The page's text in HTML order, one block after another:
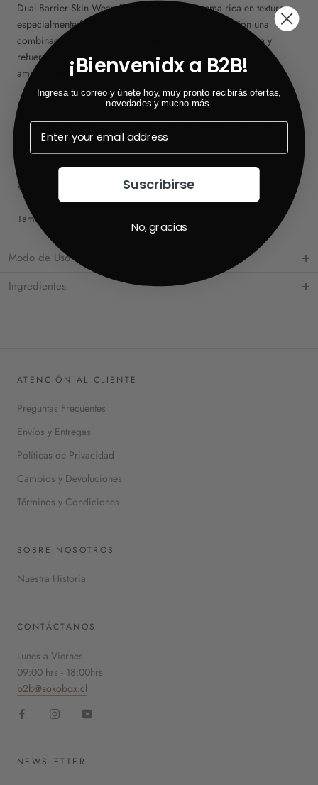
Dual Barrier Skin Wearable Cream es una crema rica en textura
especialmente formulada para piel seca y sensible. Con una
combinación de ceramidas y colesterol, esta crema repara y
refuerza la barrera cutánea, protegiendo la piel de factores
ambientales agresivos.
Enriquecida con aquatida de origen vegetal, pantenol y alantoína,
ofrece una hidratación profunda mientras calma la piel irritada y
restaurando su equilibrio natural.
Ideal para mantener la piel hidratada, tersa y con un aspecto
saludable durante todo el día.
Tamaño:
Modo de Uso
Ingredientes
ATENCIÓN AL CLIENTE
Preguntas Frecuentes
Envíos y Entregas
Políticas de Privacidad
Cambios y Devoluciones
Términos y Condiciones
SOBRE NOSOTROS
Nuestra Historia
CONTÁCTANOS
Lunes a Viernes
09:00 hrs - 18:00hrs
b2b@sokobox.cl
NEWSLETTER
¡Bienvenidx a B2B!
Ingresa tu correo y únete hoy, muy pronto recibirás ofertas,
novedades y mucho más.
Suscribirse
No, gracias